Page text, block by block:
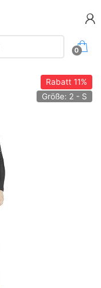
0
Rabatt11%
Größe: 2 - S